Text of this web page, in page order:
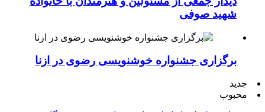
شهید صوفی
برگزاری جشنواره خوشنویسی رضوی در ازنا
جدید
محبوب